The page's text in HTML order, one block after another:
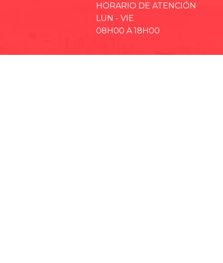
HORARIO DE ATENCIÓN
LUN - VIE
08H00 A 18H00